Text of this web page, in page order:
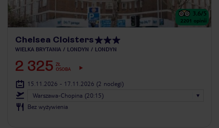
3.6/5
2201 opinii
Chelsea Cloisters
WIELKA BRYTANIA LONDYN LONDYN
2 325 ZŁ
OSOBA
15.11.2026 - 17.11.2026 (2 noclegi)
Warszawa-Chopina (20:15)
Bez wyżywienia